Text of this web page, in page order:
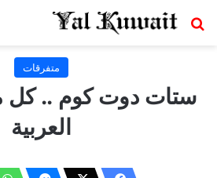
بحث عن
متفرقات
ستات دوت كوم .. كل
العربية